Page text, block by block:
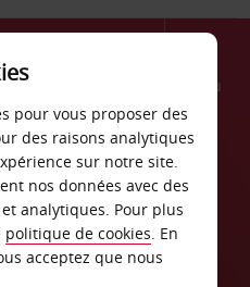
Menu
à
pour vous proposer des
des raisons analytiques
sur notre site.
nos données avec des
analytiques. Pour plus
politique de cookies. En
acceptez que nous